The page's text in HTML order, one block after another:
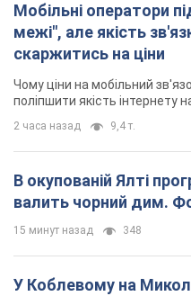
Мобільні оператори
межі", але якість
скаржитись на ціни
Чому ціни на мобільний
поліпшити якість інтернету
2 часа назад 9,4 т.
В окупованій Ялті
валить чорний дим.
15 минут назад 348
У Коблевому на